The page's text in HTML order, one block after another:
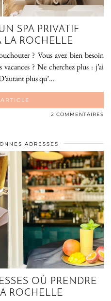
SPA PRIVATIF
LA ROCHELLE
? Vous avez bien besoin
? Ne cherchez plus : j’ai
plus qu’…
2 COMMENTAIRES
ADRESSES
OÙ PRENDRE
ROCHELLE